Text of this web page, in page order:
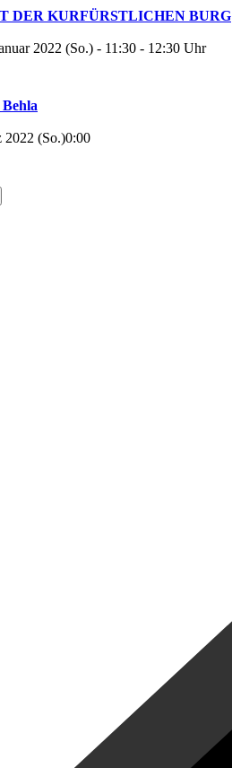
DER KURFÜRSTLICHEN BURG
2022 (So.) - 11:30 - 12:30 Uhr
2022 (So.)0:00